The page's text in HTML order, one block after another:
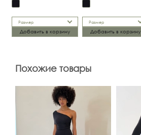
Размер
Добавить в корзину
Размер
Добавить в корзину
Похожие товары